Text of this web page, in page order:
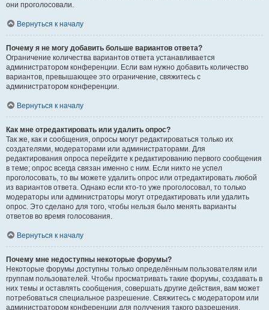
они проголосовали.
Вернуться к началу
Почему я не могу добавить больше вариантов ответа?
Ограничение количества вариантов ответа устанавливается
администратором конференции. Если вам нужно добавить количество
вариантов, превышающее это ограничение, свяжитесь с
администратором конференции.
Вернуться к началу
Как мне отредактировать или удалить опрос?
Так же, как и сообщения, опросы могут редактироваться только их
создателями, модераторами или администраторами. Для
редактирования опроса перейдите к редактированию первого сообщения
в теме; опрос всегда связан именно с ним. Если никто не успел
проголосовать, то вы можете удалить опрос или отредактировать любой
из вариантов ответа. Однако если кто-то уже проголосовал, то только
модераторы или администраторы могут отредактировать или удалить
опрос. Это сделано для того, чтобы нельзя было менять варианты
ответов во время голосования.
Вернуться к началу
Почему мне недоступны некоторые форумы?
Некоторые форумы доступны только определённым пользователям или
группам пользователей. Чтобы просматривать такие форумы, создавать в
них темы и оставлять сообщения, совершать другие действия, вам может
потребоваться специальное разрешение. Свяжитесь с модератором или
администратором конференции для получения такого разрешения.